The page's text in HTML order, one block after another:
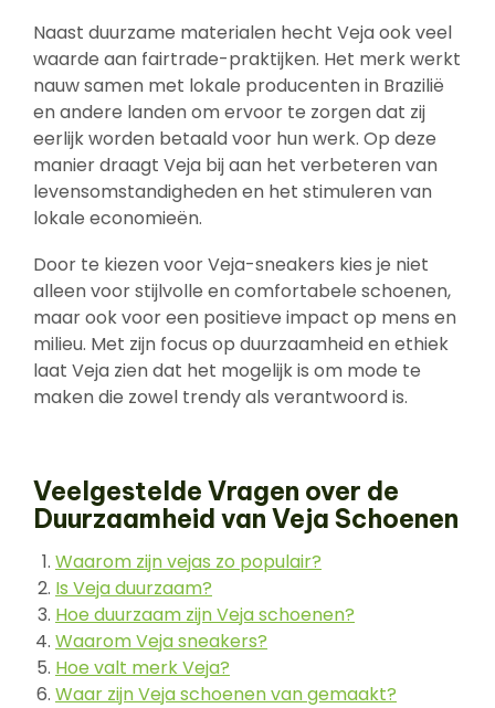
Naast duurzame materialen hecht Veja ook veel
waarde aan fairtrade-praktijken. Het merk werkt
nauw samen met lokale producenten in Brazilië
en andere landen om ervoor te zorgen dat zij
eerlijk worden betaald voor hun werk. Op deze
manier draagt Veja bij aan het verbeteren van
levensomstandigheden en het stimuleren van
lokale economieën.
Door te kiezen voor Veja-sneakers kies je niet
alleen voor stijlvolle en comfortabele schoenen,
maar ook voor een positieve impact op mens en
milieu. Met zijn focus op duurzaamheid en ethiek
laat Veja zien dat het mogelijk is om mode te
maken die zowel trendy als verantwoord is.
Veelgestelde Vragen over de
Duurzaamheid van Veja Schoenen
Waarom zijn vejas zo populair?
Is Veja duurzaam?
Hoe duurzaam zijn Veja schoenen?
Waarom Veja sneakers?
Hoe valt merk Veja?
Waar zijn Veja schoenen van gemaakt?